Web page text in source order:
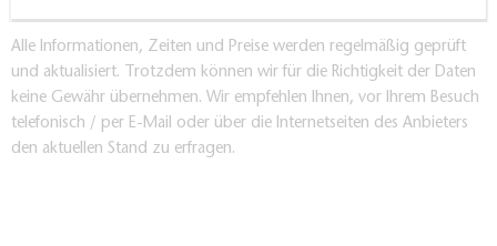
Alle Informationen, Zeiten und Preise werden regelmäßig geprüft
und aktualisiert. Trotzdem können wir für die Richtigkeit der Daten
keine Gewähr übernehmen. Wir empfehlen Ihnen, vor Ihrem Besuch
telefonisch / per E-Mail oder über die Internetseiten des Anbieters
den aktuellen Stand zu erfragen.